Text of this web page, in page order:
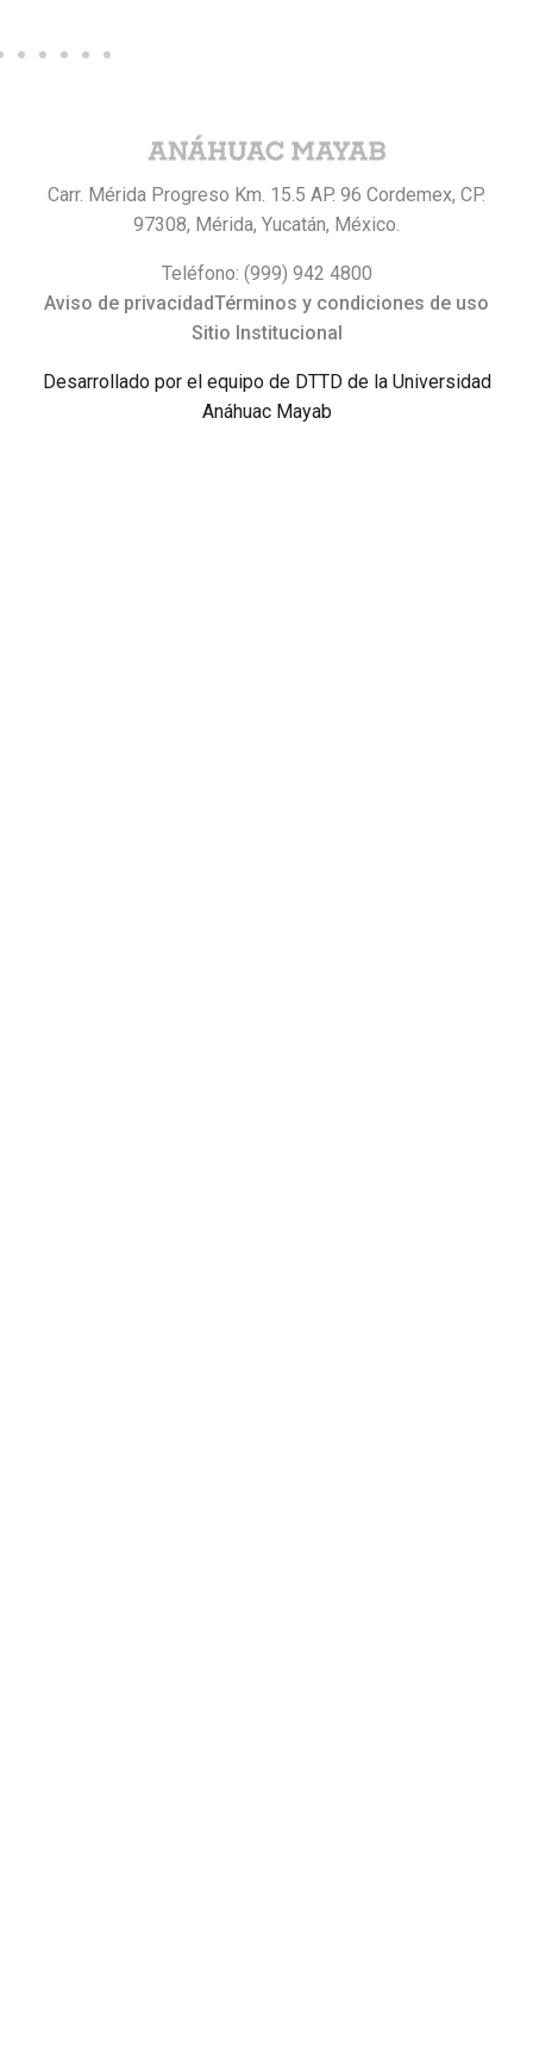
Carr. Mérida Progreso Km. 15.5 AP. 96 Cordemex, CP.
97308, Mérida, Yucatán, México.
Teléfono: (999) 942 4800
Aviso de privacidadTérminos y condiciones de uso
Sitio Institucional
Desarrollado por el equipo de DTTD de la Universidad
Anáhuac Mayab